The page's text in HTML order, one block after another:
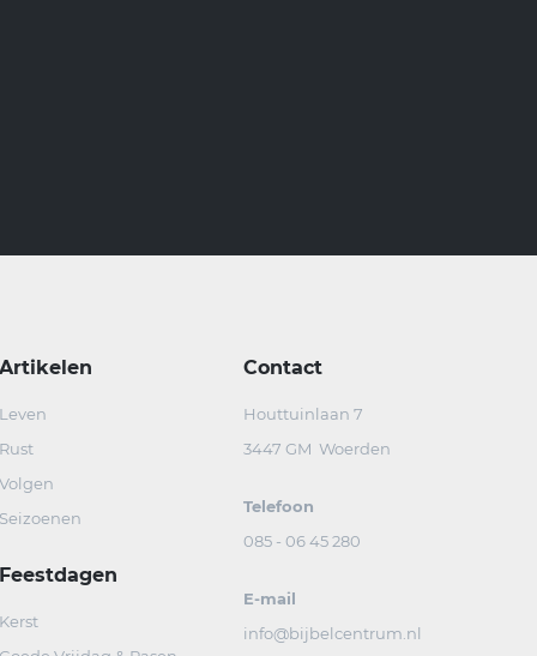
Artikelen
Leven
Rust
Volgen
Seizoenen
Feestdagen
Kerst
Contact
Houttuinlaan 7
3447 GM Woerden
Telefoon
085 - 06 45 280
E-mail
info@bijbelcentrum.nl